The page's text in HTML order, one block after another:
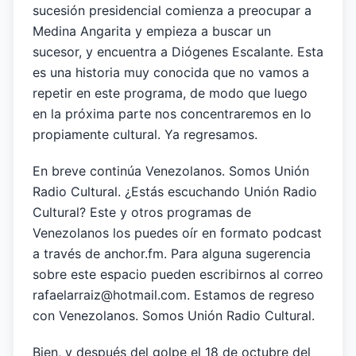
sucesión presidencial comienza a preocupar a
Medina Angarita y empieza a buscar un
sucesor, y encuentra a Diógenes Escalante. Esta
es una historia muy conocida que no vamos a
repetir en este programa, de modo que luego
en la próxima parte nos concentraremos en lo
propiamente cultural. Ya regresamos.
En breve continúa Venezolanos. Somos Unión
Radio Cultural. ¿Estás escuchando Unión Radio
Cultural? Este y otros programas de
Venezolanos los puedes oír en formato podcast
a través de anchor.fm. Para alguna sugerencia
sobre este espacio pueden escribirnos al correo
rafaelarraiz@hotmail.com. Estamos de regreso
con Venezolanos. Somos Unión Radio Cultural.
Bien, y después del golpe el 18 de octubre del